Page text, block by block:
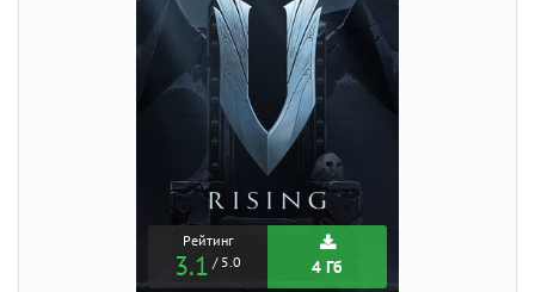
Рейтинг
3.1 / 5.0 4 Гб